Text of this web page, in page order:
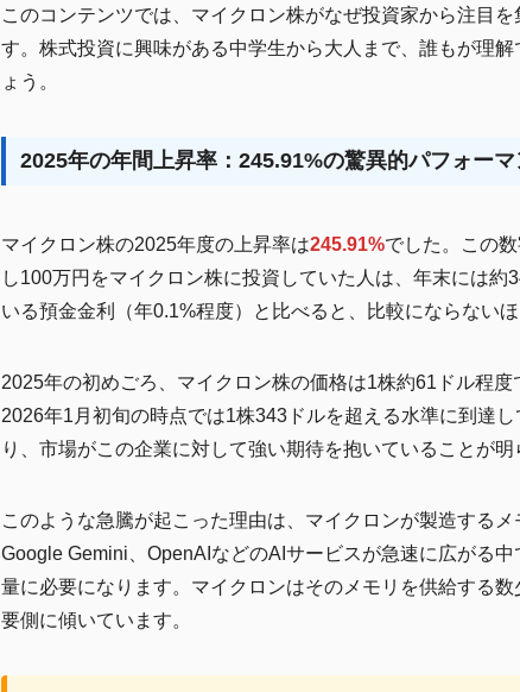
このコンテンツでは、マイクロン株がなぜ投資家から注目
す。株式投資に興味がある中学生から大人まで、誰もが理
ょう。
2025年の年間上昇率：245.91%の驚異的パフォーマ
マイクロン株の2025年度の上昇率は245.91%でした。この
し100万円をマイクロン株に投資していた人は、年末には
いる預金金利（年0.1%程度）と比べると、比較にならないほ
2025年の初めごろ、マイクロン株の価格は1株約61ドル程
2026年1月初旬の時点では1株343ドルを超える水準に到達
り、市場がこの企業に対して強い期待を抱いていることが明
このような急騰が起こった理由は、マイクロンが製造する
Google Gemini、OpenAIなどのAIサービスが急速に広がる
量に必要になります。マイクロンはそのメモリを供給する
要側に傾いています。